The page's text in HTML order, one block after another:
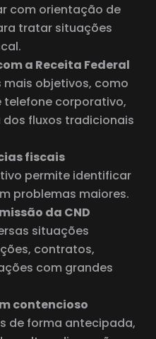
com orientação de
tratar situações
a Receita Federal
mais objetivos, como
corporativo,
fluxos tradicionais
fiscais
permite identificar
problemas maiores.
da CND
situações
contratos,
com grandes
contencioso
de forma antecipada,